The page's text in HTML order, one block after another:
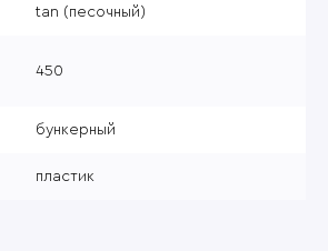
tan (песочный)
450
бункерный
пластик